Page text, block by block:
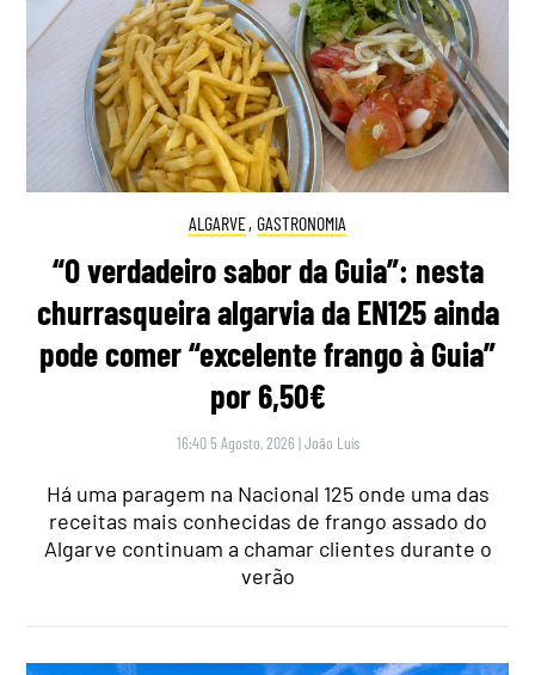
ALGARVE, GASTRONOMIA
“O verdadeiro sabor da Guia”: nesta
churrasqueira algarvia da EN125 ainda
pode comer “excelente frango à Guia”
por 6,50€
16:40 5 Agosto, 2026 |João Luís
Há uma paragem na Nacional 125 onde uma das
receitas mais conhecidas de frango assado do
Algarve continuam a chamar clientes durante o
verão